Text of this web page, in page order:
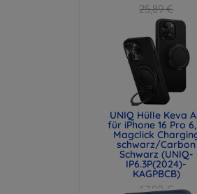
25,89 €
19,42 €
UNIQ Hülle Keva
für iPhone 16 Pro
Magclick
schwarz/Carbon
Schwarz (UNIQ-
IP6.3P(2024)-
KAGPBCB)
67,90 €